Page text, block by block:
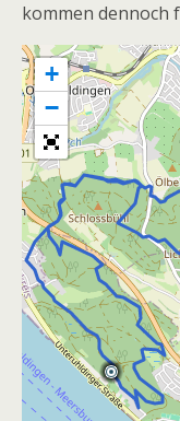
kommen dennoch
+
−